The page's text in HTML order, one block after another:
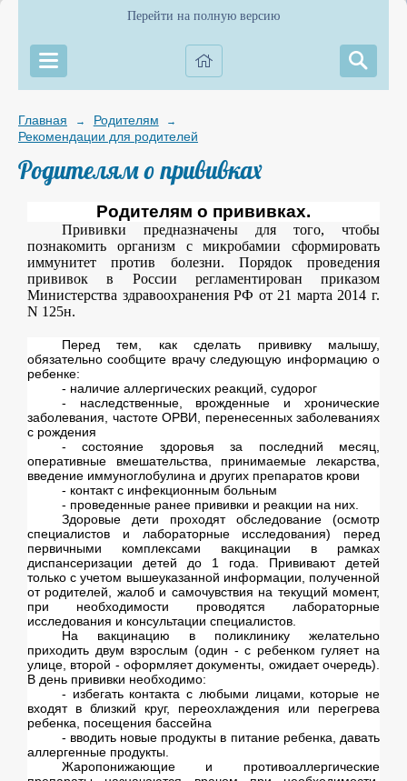
Перейти на полную версию
Главная → Родителям →
Рекомендации для родителей
Родителям о прививках
Родителям о прививках.
Прививки предназначены для того, чтобы
познакомить организм с микробамии сформировать
иммунитет против болезни. Порядок проведения
прививок в России регламентирован приказом
Министерства здравоохранения РФ от 21 марта2014 г.
N 125н.
Перед тем, как сделать прививку малышу,
обязательно сообщите врачу следующую информацию о
ребенке:
- наличие аллергических реакций, судорог
- наследственные, врожденные и хронические
заболевания, частоте ОРВИ, перенесенных заболеваниях
с рождения
- состояние здоровья за последний месяц,
оперативные вмешательства, принимаемые лекарства,
введение иммуноглобулина и других препаратов крови
- контакт с инфекционным больным
- проведенные ранее прививки и реакции на них.
Здоровые дети проходят обследование (осмотр
специалистов и лабораторные исследования) перед
первичными комплексами вакцинации в рамках
диспансеризации детей до 1 года. Прививают детей
только с учетом вышеуказанной информации, полученной
от родителей, жалоб и самочувствия на текущий момент,
при необходимости проводятся лабораторные
исследования и консультации специалистов.
На вакцинацию в поликлинику желательно
приходить двум взрослым (один - с ребенком гуляет на
улице, второй - оформляет документы, ожидает очередь).
В день прививки необходимо:
- избегать контакта с любыми лицами, которые не
входят в близкий круг, переохлаждения или перегрева
ребенка, посещения бассейна
- вводить новые продукты в питание ребенка, давать
аллергенные продукты.
Жаропонижающие и противоаллергические